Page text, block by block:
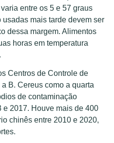
entre os 5 e 57 graus
mais tarde devem ser
dessa margem. Alimentos
horas em temperatura
Centros de Controle de
B. Cereus como a quarta
de contaminação
2017. Houve mais de 400
chinês entre 2010 e 2020,